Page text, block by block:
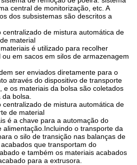
central de monitorização, etc. A
dos subsistemas são descritos a
centralizado de mistura automática de
material
é utilizado para recolher
em sacos em silos de armazenagem
ser enviados diretamente para o
através do dispositivo de transporte
e os materiais da bolsa são coletados
bolsa.
centralizado de mistura automática de
de material
é a chave para a automação do
alimentação.Incluindo o transporte da
o silo de transição nas balanças de
que transportam do
e também os materiais acabados
para a extrusora.